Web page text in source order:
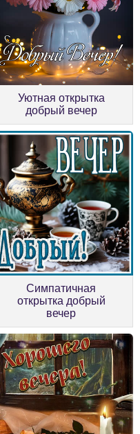
Уютная открытка
добрый вечер
Симпатичная
открытка добрый
вечер